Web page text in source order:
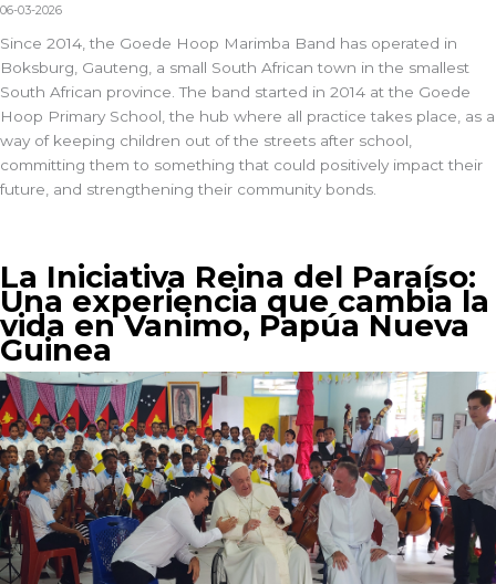
06-03-2026
Since 2014, the Goede Hoop Marimba Band has operated in
Boksburg, Gauteng, a small South African town in the smallest
South African province. The band started in 2014 at the Goede
Hoop Primary School, the hub where all practice takes place, as a
way of keeping children out of the streets after school,
committing them to something that could positively impact their
future, and strengthening their community bonds.
La Iniciativa Reina del Paraíso:
Una experiencia que cambia la
vida en Vanimo, Papúa Nueva
Guinea